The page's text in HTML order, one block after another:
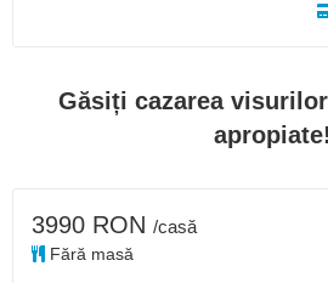
Găsiți cazarea
apropiate!
3990 RON /casă
Fără masă